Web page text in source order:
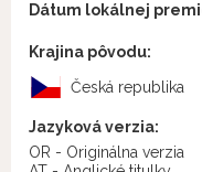
Dátum lokálnej
Krajina pôvodu:
Česká republika
Jazyková verzia:
OR - Originálna verzia